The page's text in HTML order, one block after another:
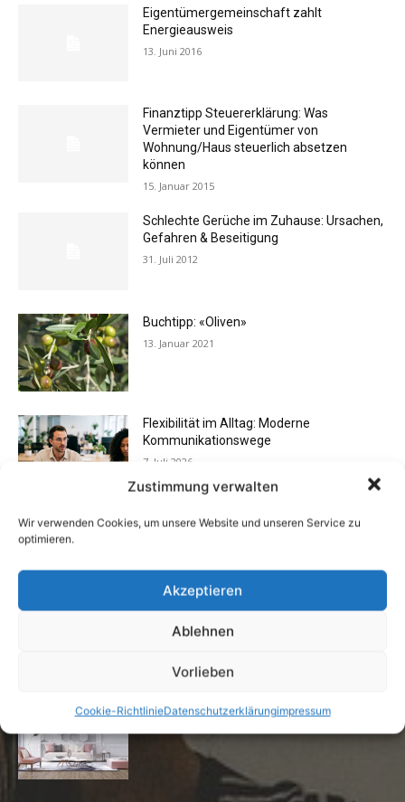
Zustimmung verwalten
Wir verwenden Cookies, um unsere Website und unseren Service zu
optimieren.
Akzeptieren
Ablehnen
Vorlieben
Cookie-RichtlinieDatenschutzerklärungimpressum
Eigentümergemeinschaft zahlt
Energieausweis
13. Juni 2016
Finanztipp Steuererklärung: Was
Vermieter und Eigentümer von
Wohnung/Haus steuerlich absetzen
können
15. Januar 2015
Schlechte Gerüche im Zuhause: Ursachen,
Gefahren & Beseitigung
31. Juli 2012
Buchtipp: «Oliven»
13. Januar 2021
Flexibilität im Alltag: Moderne
Kommunikationswege
7. Juli 2026
Vermieter aufgepasst: Wenn Mieter ihre
Die Redaktion empfiehlt
Fototapeten: Neuer Look fürs